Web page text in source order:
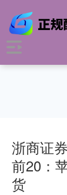
浙商证
前20：
货